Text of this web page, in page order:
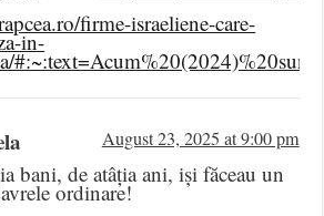
firme-israeliene-care-
in-
August 23, 2025 at 9:00 pm
bani, de atâția ani, iși făceau un
ordinare!